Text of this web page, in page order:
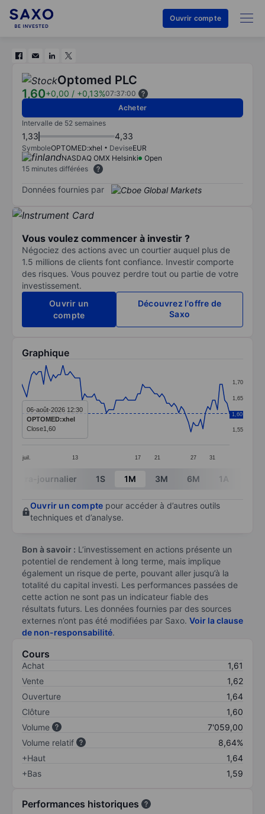
Ouvrir compte
Optomed PLC
1,60+0,00 / +0,13%07:37:00
Acheter
Intervalle de 52 semaines
1,33 4,33
SymboleOPTOMED:xhel DeviseEUR
NASDAQ OMX Helsinki
Open
15 minutes différées
Données fournies par
Vous voulez commencer à investir ?
Négociez des actions avec un courtier auquel plus de
1.5 millions de clients font confiance. Investir comporte
des risques. Vous pouvez perdre tout ou partie de votre
investissement.
Ouvrir un
compte
Découvrez l'offre de
Saxo
Graphique
Line chart with 87 data points.
The chart has 1 X axis displaying categories.
The chart has 1 Y axis displaying values. Data ranges
juil. 13 17 21 27 31
1,55
1,60
1,65
1,70
1,60
06-août-2026 12:30
OPTOMED:xhel
Close1,60
End of interactive chart.
Intra-journalier 1S 1M 3M 6M 1A
Ouvrir un compte pour accéder à d’autres outils
techniques et d’analyse.
Bon à savoir : L’investissement en actions présente un
potentiel de rendement à long terme, mais implique
également un risque de perte, pouvant aller jusqu’à la
totalité du capital investi. Les performances passées de
cette action ne sont pas un indicateur fiable des
résultats futurs. Les données fournies par des sources
externes n’ont pas été modifiées par Saxo. Voir la clause
de non-responsabilité.
Cours
Achat
1,61
Vente
1,62
Ouverture
1,64
Clôture
1,60
Volume
7'059,00
Volume relatif
8,64%
+Haut
1,64
+Bas
1,59
Performances historiques